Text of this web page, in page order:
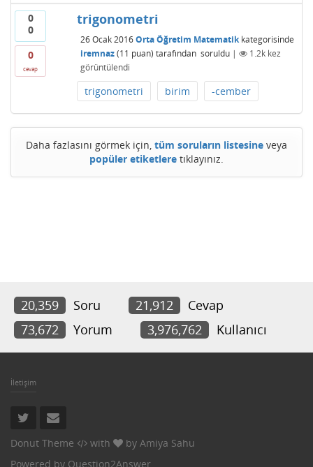
0
0
0
cevap
trigonometri
26 Ocak 2016 Orta Öğretim Matematikkategorisinde
iremnaz (11 puan) tarafından soruldu | 1.2kkez
görüntülendi
trigonometri birim -cember
Daha fazlasını görmek için, tüm soruların listesine veya
popüler etiketlere tıklayınız.
20,359 Soru 21,912
Cevap
73,672
Yorum 3,976,762 Kullanıcı
İletişim
Donut Theme with by Amiya Sahu
Powered by Question2Answer